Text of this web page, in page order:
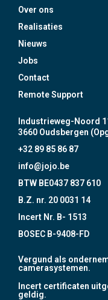
Over ons
Realisaties
Nieuws
Jobs
Contact
Remote Support
Industrieweg-Noord
3660 Oudsbergen
+32 89 85 86 87
info@jojo.be
BTW BE0437 837 610
B.Z. nr. 20 0031 14
Incert Nr. B- 1513
BOSEC B-9408-FD
Vergund als
camerasystemen.
Incert certificaten
geldig.